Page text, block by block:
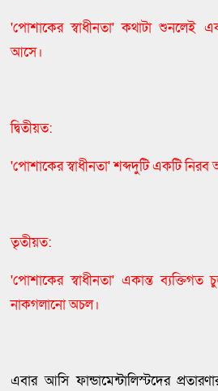
'পোশাকের স্বাধীনতা' কথাটা শুনলেই
আসে।
দ্বিতীয়ত:
'পোশাকের স্বাধীনতা' শব্দদুটি একটি নিরব
তৃতীয়ত:
'পোশাকের স্বাধীনতা' একান্ত
নাকগলানো অচল।
এবার আসি ফান্ডামেন্টালিস্টদের